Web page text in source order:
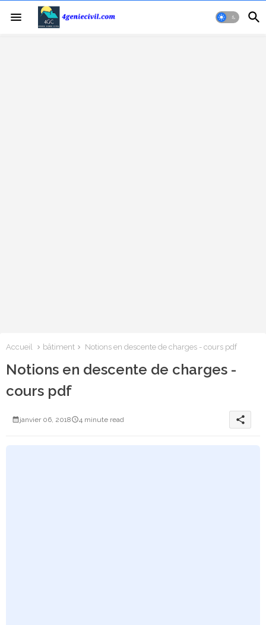
Accueil bâtiment Notions en descente de charges - cours pdf
Notions en descente de charges -
cours pdf
janvier 06, 2018 4 minute read share